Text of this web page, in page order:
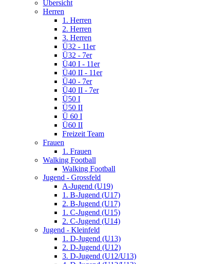
Übersicht
Herren
1. Herren
2. Herren
3. Herren
Ü32 - 11er
Ü32 - 7er
Ü40 I - 11er
Ü40 II - 11er
Ü40 - 7er
Ü40 II - 7er
Ü50 I
Ü50 II
Ü 60 I
Ü60 II
Freizeit Team
Frauen
1. Frauen
Walking Football
Walking Football
Jugend - Grossfeld
A-Jugend (U19)
1. B-Jugend (U17)
2. B-Jugend (U17)
1. C-Jugend (U15)
2. C-Jugend (U14)
Jugend - Kleinfeld
1. D-Jugend (U13)
2. D-Jugend (U12)
3. D-Jugend (U12/U13)